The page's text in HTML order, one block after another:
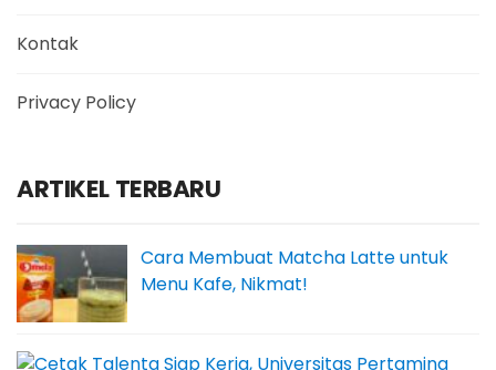
Kontak
Privacy Policy
ARTIKEL TERBARU
Cara Membuat Matcha Latte untuk
Menu Kafe, Nikmat!